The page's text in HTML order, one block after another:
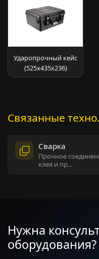
Ударопрочный кейс
(525х435х236)
Связанные
Сварка
Прочное
клея и пр…
Нужна
оборудования?